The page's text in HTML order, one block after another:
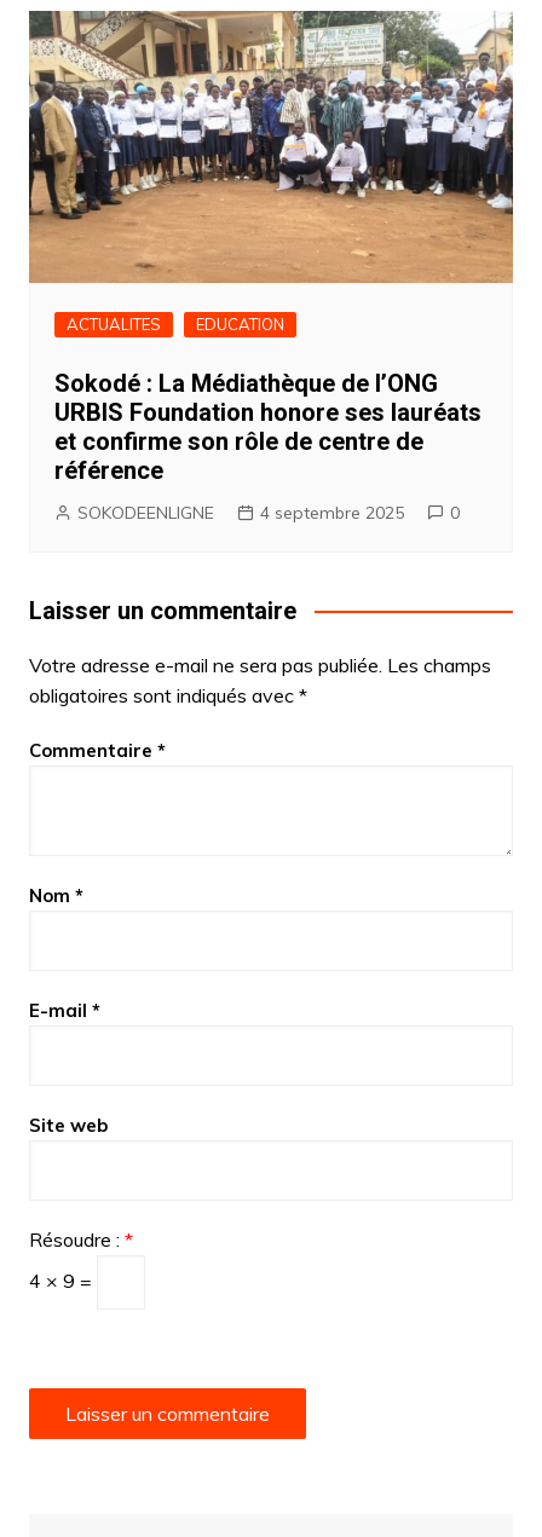
ACTUALITES EDUCATION
Sokodé : La Médiathèque de l’ONG
URBIS Foundation honore ses lauréats
et confirme son rôle de centre de
référence
SOKODEENLIGNE 4 septembre 2025 0
Laisser un commentaire
Votre adresse e-mail ne sera pas publiée. Les champs
obligatoires sont indiqués avec *
Commentaire *
Nom *
E-mail *
Site web
Résoudre : *
4 × 9 =